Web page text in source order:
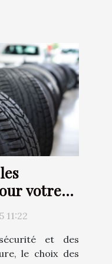
votre
11:22
et des
le choix des